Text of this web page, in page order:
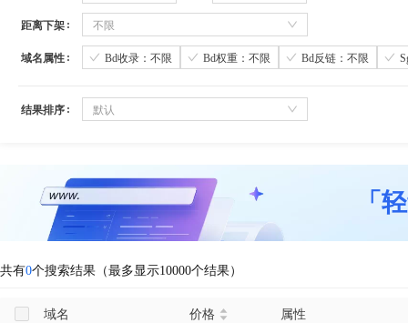
距离下架 不限
域名属性 Bd收录：不限 Bd权重：不限 Bd反链：不限
结果排序 默认
「
共有0个搜索结果（最多显示10000个结果）
域名 价格 属性